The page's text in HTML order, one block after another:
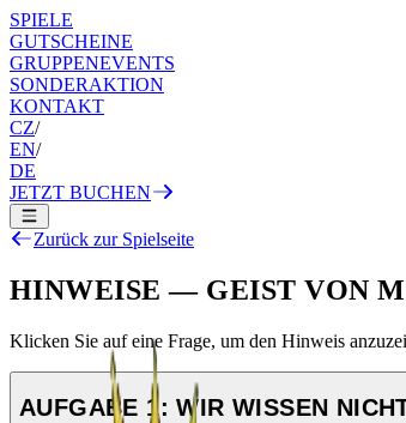
SPIELE
GUTSCHEINE
GRUPPENEVENTS
SONDERAKTION
KONTAKT
CZ/
EN/
DE
JETZT BUCHEN
Zurück zur Spielseite
HINWEISE — GEIST VON
Klicken Sie auf eine Frage, um den Hinweis
AUFGABE 1: WIR WISSEN